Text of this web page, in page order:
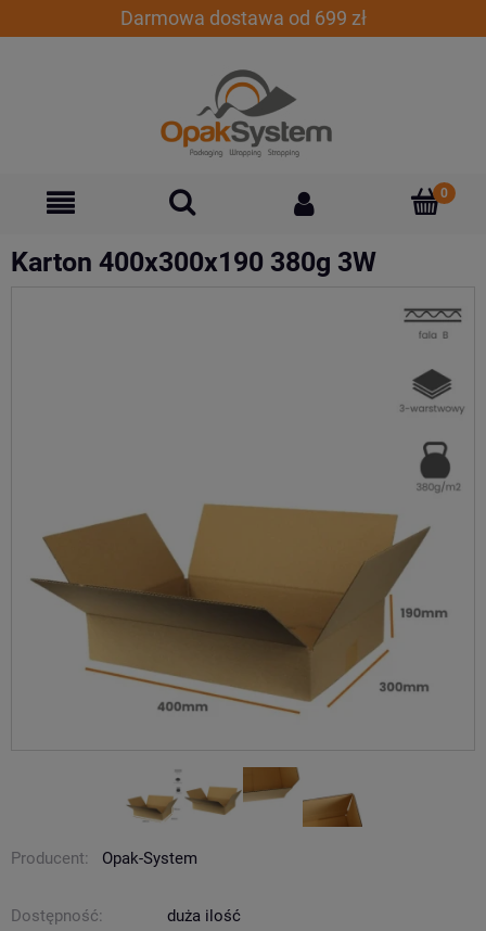
Darmowa dostawa od 699 zł
Karton 400x300x190 380g 3W
Producent: Opak-System
Dostępność:
duża ilość